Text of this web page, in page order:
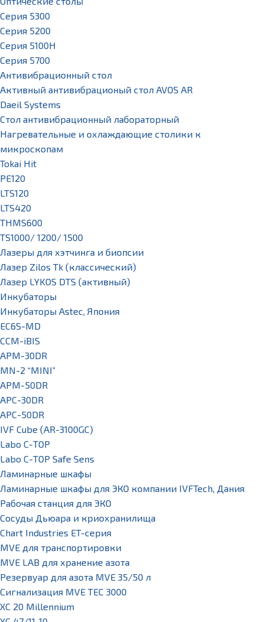
Серия 5300
Серия 5200
Серия 5100H
Серия 5700
Антивибрационный стол
Активный антивибрационый стол AVOS AR
Daeil Systems
Стол антивибрационный лабораторный
Нагревательные и охлаждающие столики к
микроскопам
Tokai Hit
PE120
LTS120
LTS420
THMS600
TS1000/ 1200/ 1500
Лазеры для хэтчинга и биопсии
Лазер Zilos Tk (классический)
Лазер LYKOS DTS (активный)
Инкубаторы
Инкубаторы Astec, Япония
EC6S-MD
CCM-iBIS
APM-30DR
MN-2 “MINI”
APM-50DR
APC-30DR
APC-50DR
IVF Cube (AR-3100GC)
Labo С-ТОР
Labo С-ТОР Safe Sens
Ламинарные шкафы
Ламинарные шкафы для ЭКО компании IVFTech, Дания
Рабочая станция для ЭКО
Сосуды Дьюара и криохранилища
Chart Industries ET-серия
MVE для транспортировки
MVE LAB для хранение азота
Резервуар для азота MVE 35/50 л
Сигнализация MVE TEC 3000
XC 20 Millennium